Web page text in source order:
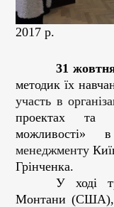
2017 р.
31
методик їх
участь в
проектах та
можливості»
менеджменту
Грінченка.
У ході
Монтани (США),